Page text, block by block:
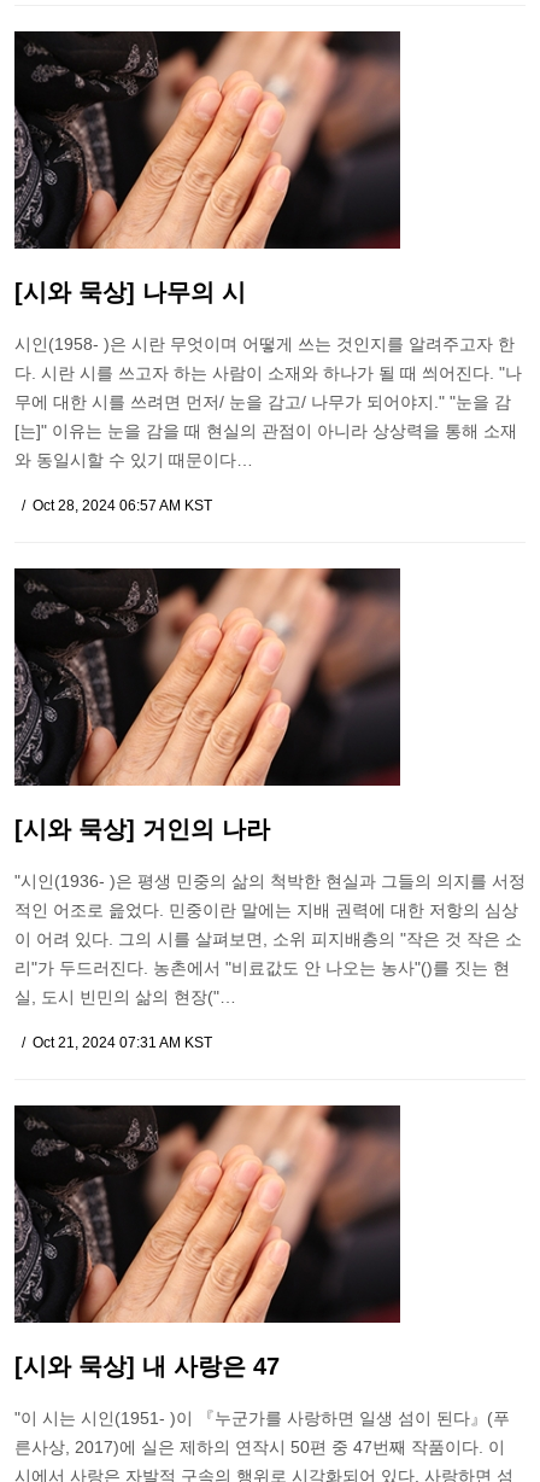
[시와 묵상] 나무의 시
시인(1958- )은 시란 무엇이며 어떻게 쓰는 것인지를 알려주고자 한
다. 시란 시를 쓰고자 하는 사람이 소재와 하나가 될 때 씌어진다. "나
무에 대한 시를 쓰려면 먼저/ 눈을 감고/ 나무가 되어야지." "눈을 감
[는]" 이유는 눈을 감을 때 현실의 관점이 아니라 상상력을 통해 소재
와 동일시할 수 있기 때문이다…
Oct 28, 2024 06:57 AM KST
[시와 묵상] 거인의 나라
"시인(1936- )은 평생 민중의 삶의 척박한 현실과 그들의 의지를 서정
적인 어조로 읊었다. 민중이란 말에는 지배 권력에 대한 저항의 심상
이 어려 있다. 그의 시를 살펴보면, 소위 피지배층의 "작은 것 작은 소
리"가 두드러진다. 농촌에서 "비료값도 안 나오는 농사"()를 짓는 현
실, 도시 빈민의 삶의 현장("…
Oct 21, 2024 07:31 AM KST
[시와 묵상] 내 사랑은 47
"이 시는 시인(1951- )이 『누군가를 사랑하면 일생 섬이 된다』(푸
른사상, 2017)에 실은 제하의 연작시 50편 중 47번째 작품이다. 이
시에서 사랑은 자발적 구속의 행위로 시각화되어 있다. 사랑하면 섬